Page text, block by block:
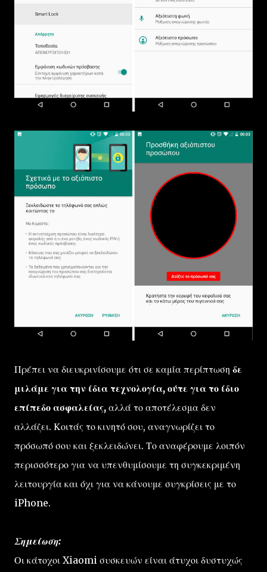
Πρέπει να διευκρινίσουμε ότι σε καμία περίπτωση δε
μιλάμε για την ίδια τεχνολογία, ούτε για το ίδιο
επίπεδο ασφαλείας, αλλά το αποτέλεσμα δεν
αλλάζει. Κοιτάς το κινητό σου, αναγνωρίζει το
πρόσωπό σου και ξεκλειδώνει. Το αναφέρουμε λοιπόν
περισσότερο για να υπενθυμίσουμε τη συγκεκριμένη
λειτουργία και όχι για να κάνουμε συγκρίσεις με το
iPhone.
Σημείωση:
Οι κάτοχοι Xiaomi συσκευών είναι άτυχοι δυστυχώς